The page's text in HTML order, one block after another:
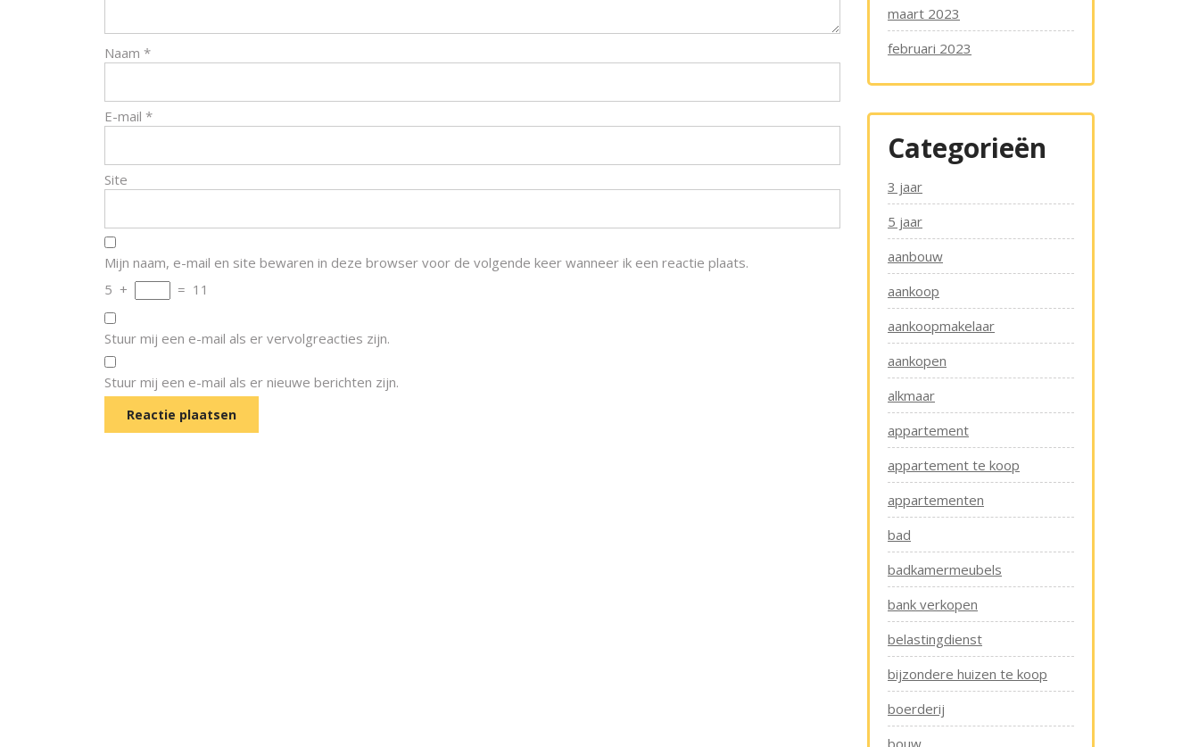
Naam *
E-mail *
Site
Mijn naam, e-mail en site bewaren in deze browser voor de volgende keer wanneer ik een reactie plaats.
5 + = 11
Stuur mij een e-mail als er vervolgreacties zijn.
Stuur mij een e-mail als er nieuwe berichten zijn.
maart 2023
februari 2023
Categorieën
3 jaar
5 jaar
aanbouw
aankoop
aankoopmakelaar
aankopen
alkmaar
appartement
appartement te koop
appartementen
bad
badkamermeubels
bank verkopen
belastingdienst
bijzondere huizen te koop
boerderij
bouw